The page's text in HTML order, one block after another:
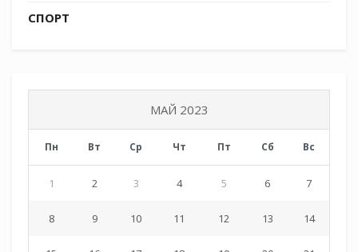
СПОРТ
МАЙ 2023
Пн Вт Ср Чт Пт Сб Вс
1 2 3 4 5 6 7
8 9 10 11 12 13 14